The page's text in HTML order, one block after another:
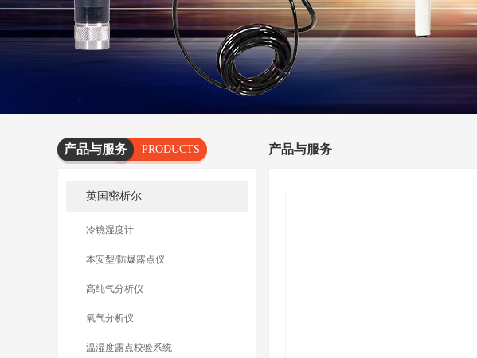
产品与服务
PRODUCTS
英国密析尔
冷镜湿度计
本安型/防爆露点仪
高纯气分析仪
氧气分析仪
温湿度露点校验系统
产品与服务